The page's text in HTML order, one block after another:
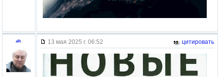
alh 13 мая 2025 г. 06:52 цитировать